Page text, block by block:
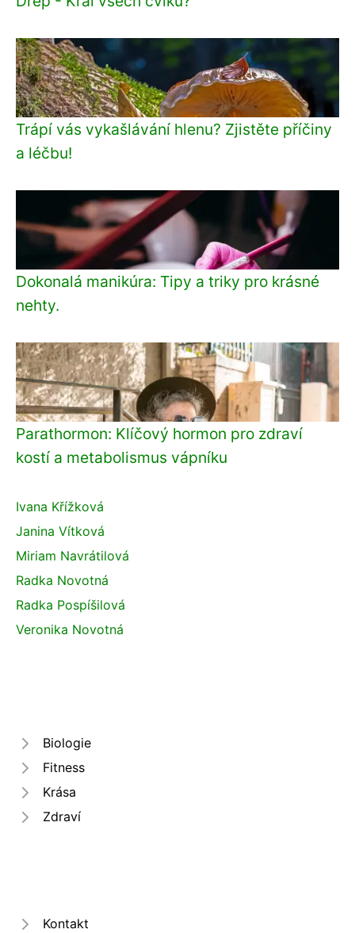
Trápí vás vykašlávání hlenu? Zjistěte příčiny
a léčbu!
Dokonalá manikúra: Tipy a triky pro krásné
nehty.
Parathormon: Klíčový hormon pro zdraví
kostí a metabolismus vápníku
Ivana Křížková
Janina Vítková
Miriam Navrátilová
Radka Novotná
Radka Pospíšilová
Veronika Novotná
Biologie
Fitness
Krása
Zdraví
Kontakt